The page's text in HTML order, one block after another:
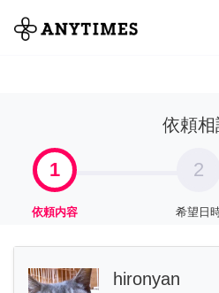
全て
依頼相
1
依頼内容
2
希望日
hironyan